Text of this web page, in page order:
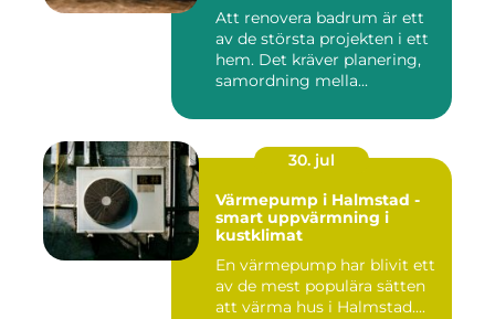
Att renovera badrum är ett
av de största projekten i ett
hem. Det kräver planering,
samordning mella...
30. jul
Värmepump i Halmstad -
smart uppvärmning i
kustklimat
En värmepump har blivit ett
av de mest populära sätten
att värma hus i Halmstad....